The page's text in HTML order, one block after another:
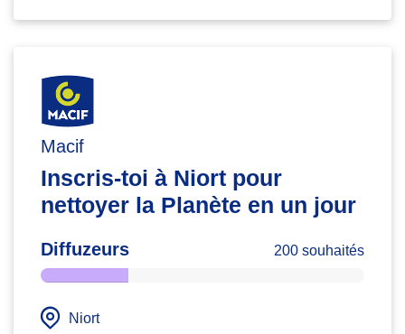
Macif
Inscris-toi à Niort pour
nettoyer la Planète en un jour
Diffuzeurs 200 souhaités
Niort